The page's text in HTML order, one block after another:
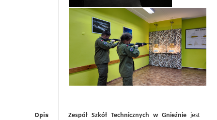
Opis Zespół Szkół Technicznych w Gnieźnie jest